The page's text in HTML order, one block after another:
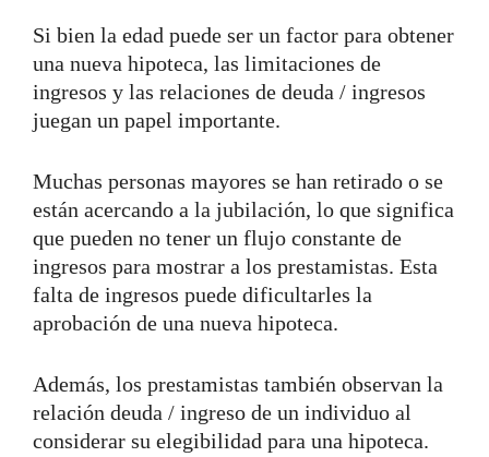
Si bien la edad puede ser un factor para obtener
una nueva hipoteca, las limitaciones de
ingresos y las relaciones de deuda / ingresos
juegan un papel importante.
Muchas personas mayores se han retirado o se
están acercando a la jubilación, lo que significa
que pueden no tener un flujo constante de
ingresos para mostrar a los prestamistas. Esta
falta de ingresos puede dificultarles la
aprobación de una nueva hipoteca.
Además, los prestamistas también observan la
relación deuda / ingreso de un individuo al
considerar su elegibilidad para una hipoteca.